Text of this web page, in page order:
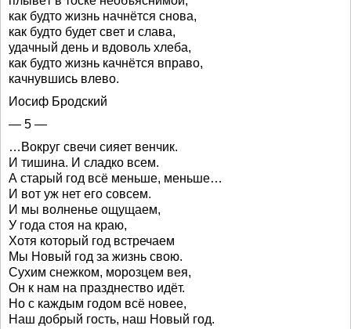
как будто жизнь начнётся снова,
как будто будет свет и слава,
удачный день и вдоволь хлеба,
как будто жизнь качнётся вправо,
качнувшись влево.
Иосиф Бродский
— 5 —
…Вокруг свечи сияет венчик.
И тишина. И сладко всем.
А старый год всё меньше, меньше…
И вот уж нет его совсем.
И мы волненье ощущаем,
У года стоя на краю,
Хотя который год встречаем
Мы Новый год за жизнь свою.
Сухим снежком, морозцем вея,
Он к нам на празднество идёт.
Но с каждым годом всё новее,
Наш добрый гость, наш Новый год.